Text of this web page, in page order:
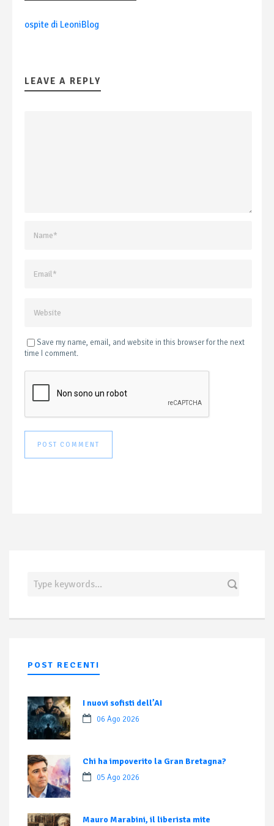
ospite di LeoniBlog
LEAVE A REPLY
Save my name, email, and website in this browser for the next
time I comment.
POST RECENTI
I nuovi sofisti dell’AI
06 Ago 2026
Chi ha impoverito la Gran Bretagna?
05 Ago 2026
Mauro Marabini, il liberista mite